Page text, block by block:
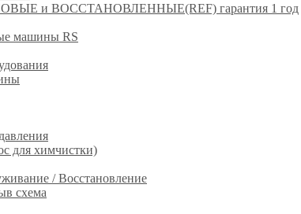
и ВОССТАНОВЛЕННЫЕ(REF) гарантия 1 год
машины RS
для химчистки)
/ Восстановление
схема